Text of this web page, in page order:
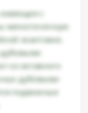
с
мелкоточечную
окантовке.
из вставного
дубовыми
подвижные